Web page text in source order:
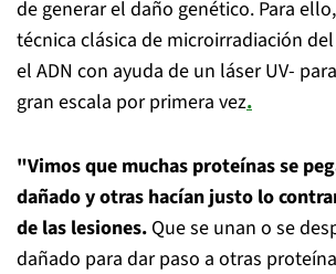
de generar el daño genético. Para
técnica clásica de microirradiación
el ADN con ayuda de un láser UV-
gran escala por primera vez.
"Vimos que muchas proteínas se
dañado y otras hacían justo lo
de las lesiones. Que se unan o se
dañado para dar paso a otras